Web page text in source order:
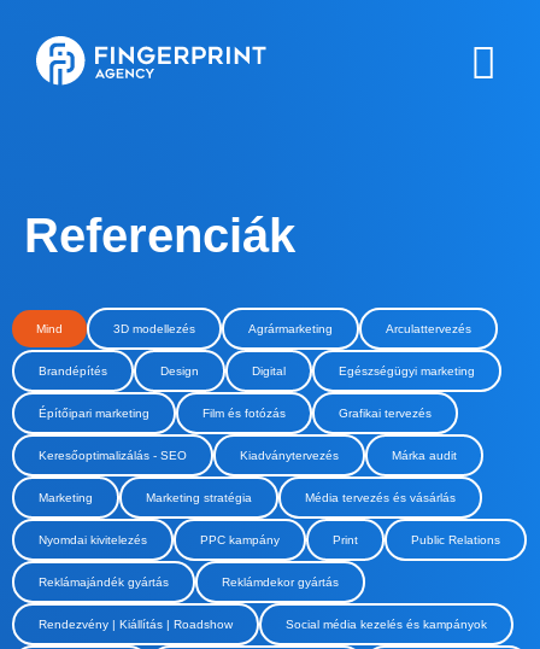
Referenciák
3D modellezés Agrármarketing Arculattervezés
Brandépítés Design Digital Egészségügyi marketing
Építőipari marketing Film és fotózás Grafikai tervezés
Keresőoptimalizálás - SEO Kiadványtervezés Márka audit
Marketing Marketing stratégia Média tervezés és vásárlás
Nyomdai kivitelezés PPC kampány Print Public Relations
Reklámajándék gyártás Reklámdekor gyártás
Rendezvény | Kiállítás | Roadshow Social média kezelés és kampányok
Mind